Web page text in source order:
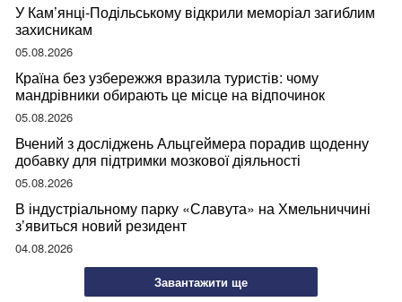
У Кам’янці-Подільському відкрили меморіал загиблим
захисникам
05.08.2026
Країна без узбережжя вразила туристів: чому
мандрівники обирають це місце на відпочинок
05.08.2026
Вчений з досліджень Альцгеймера порадив щоденну
добавку для підтримки мозкової діяльності
05.08.2026
В індустріальному парку «Славута» на Хмельниччині
з’явиться новий резидент
04.08.2026
Завантажити ще